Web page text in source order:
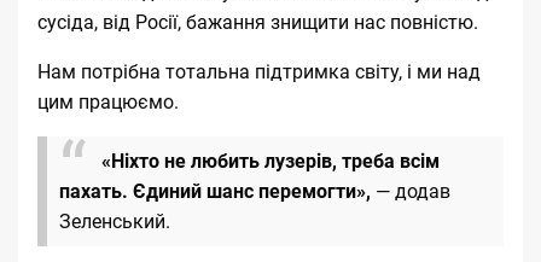
сусіда, від Росії, бажання знищити нас повністю.
Нам потрібна тотальна підтримка світу, і ми над
цим працюємо.
«Ніхто не любить лузерів, треба всім
пахать. Єдиний шанс перемогти», — додав
Зеленський.